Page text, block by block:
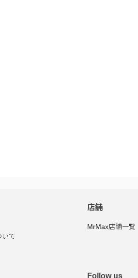
て
店舗
MrMax店舗一覧
Follow us